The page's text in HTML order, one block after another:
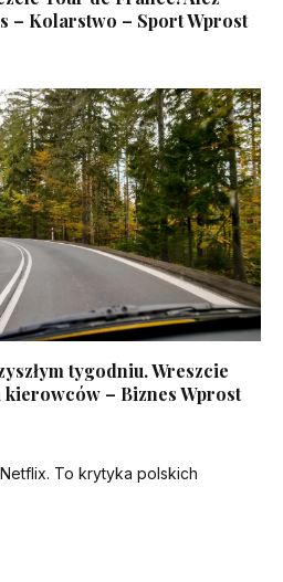
– Kolarstwo – Sport Wprost
tygodniu. Wreszcie
– Biznes Wprost